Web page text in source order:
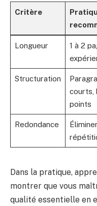
Critère
Longueur
1 à 2
Structuration
courts,
points
Redondance
Éliminer
Dans la pratique,
montrer que vous
qualité essentielle en